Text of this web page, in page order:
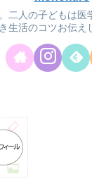
二人の子どもは医
生活のコツお伝え